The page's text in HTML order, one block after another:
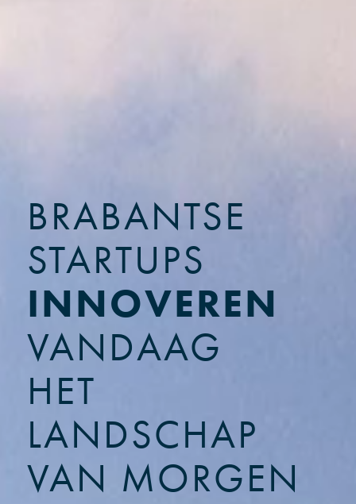
BRABANTSE
STARTUPS
INNOVEREN
VANDAAG
HET
LANDSCHAP
VAN MORGEN